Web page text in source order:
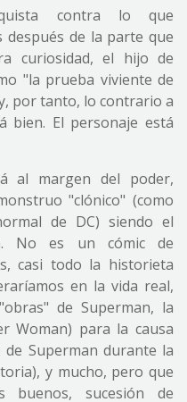
contra lo que
después de la parte que
curiosidad, el hijo de
"la prueba viviente de
por tanto, lo contrario a
bien. El personaje está
al margen del poder,
"clónico" (como
de DC) siendo el
No es un cómic de
casi todo la historieta
en la vida real,
de Superman, la
Woman) para la causa
Superman durante la
y mucho, pero que
buenos, sucesión de